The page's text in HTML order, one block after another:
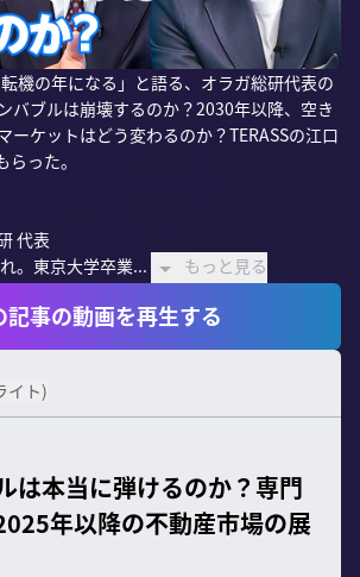
転機の年になる」と語る、オラガ総研代表の
バブルは崩壊するのか？2030年以降、空き
ーケットはどう変わるのか？TERASSの江口
った。
代表
。東京大学卒業...
もっと見る
記事の動画を再生する
イト)
は本当に弾けるのか？専門
年以降の不動産市場の展